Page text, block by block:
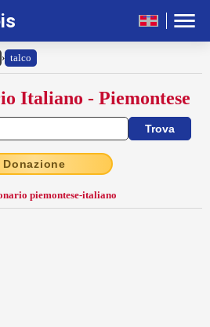
› talco
Italiano - Piemontese
Donazione
piemontese-italiano